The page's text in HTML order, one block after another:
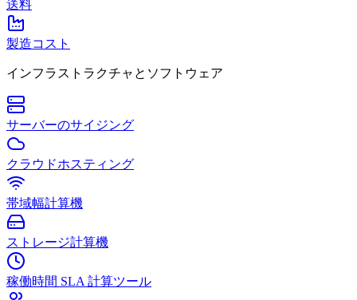
送料
製造コスト
インフラストラクチャとソフトウェア
サーバーのサイジング
クラウドホスティング
帯域幅計算機
ストレージ計算機
稼働時間 SLA 計算ツール